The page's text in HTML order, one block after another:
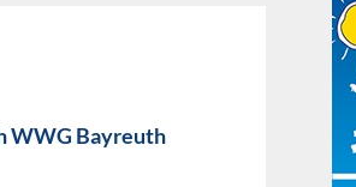
WWG Bayreuth